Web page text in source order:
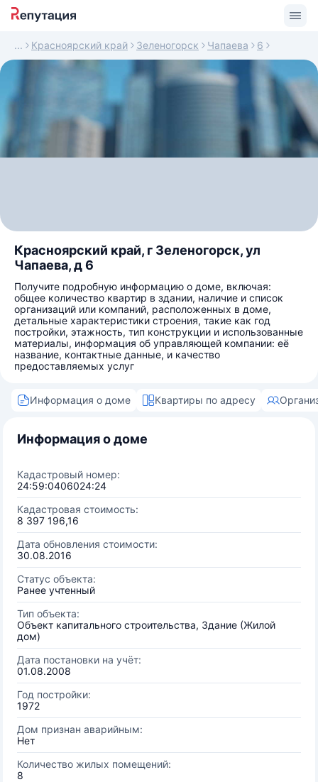
Красноярский край Зеленогорск Чапаева 6
Красноярский край, г Зеленогорск, ул
Чапаева, д 6
Получите подробную информацию о доме, включая:
общее количество квартир в здании, наличие и список
организаций или компаний, расположенных в доме,
детальные характеристики строения, такие как год
постройки, этажность, тип конструкции и использованные
материалы, информация об управляющей компании: её
название, контактные данные, и качество
предоставляемых услуг
Информация о доме Квартиры по адресу
Информация о доме
Кадастровый номер:
24:59:0406024:24
Кадастровая стоимость:
8 397 196,16
Дата обновления стоимости:
30.08.2016
Статус объекта:
Ранее учтенный
Тип объекта:
Объект капитального строительства, Здание (Жилой
дом)
Дата постановки на учёт:
01.08.2008
Год постройки:
1972
Дом признан аварийным:
Нет
Количество жилых помещений:
8